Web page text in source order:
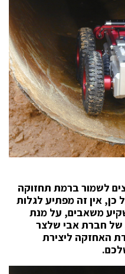
לשמור ברמת תחזוקה
כן, אין זה מפתיע לגלות
משאבים, על מנת
של חברת אבי שלצר
האחזקה ליצירת